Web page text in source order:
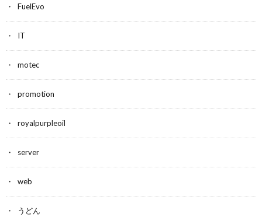
FuelEvo
IT
motec
promotion
royalpurpleoil
server
web
うどん